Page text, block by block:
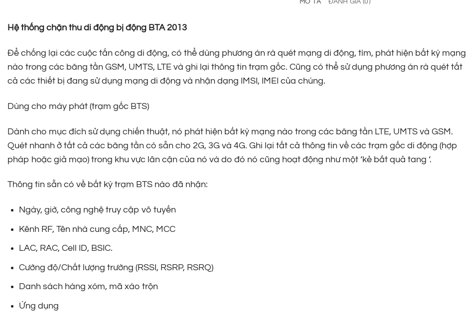
Hệ thống chặn thu di động bị động BTA 2013
Để chống lại các cuộc tấn công di động, có thể dùng phương án rà quét mạng di động, tìm, phát hiện bất kỳ mạng
nào trong các băng tần GSM, UMTS, LTE và ghi lại thông tin trạm gốc. Cũng có thể sử dụng phương án rà quét tất
cả các thiết bị đang sử dụng mạng di động và nhận dạng IMSI, IMEI của chúng.
Dùng cho máy phát (trạm gốc BTS)
Dành cho mục đích sử dụng chiến thuật, nó phát hiện bất kỳ mạng nào trong các băng tần LTE, UMTS và GSM.
Quét nhanh ở tất cả các băng tần có sẵn cho 2G, 3G và 4G. Ghi lại tất cả thông tin về các trạm gốc di động (hợp
pháp hoặc giả mạo) trong khu vực lân cận của nó và do đó nó cũng hoạt động như một ‘kẻ bắt quả tang ‘.
Thông tin sẵn có về bất kỳ trạm BTS nào đã nhận:
Ngày, giờ, công nghệ truy cập vô tuyến
Kênh RF, Tên nhà cung cấp, MNC, MCC
LAC, RAC, Cell ID, BSIC.
Cường độ/Chất lượng trường (RSSI, RSRP, RSRQ)
Danh sách hàng xóm, mã xáo trộn
Ứng dụng